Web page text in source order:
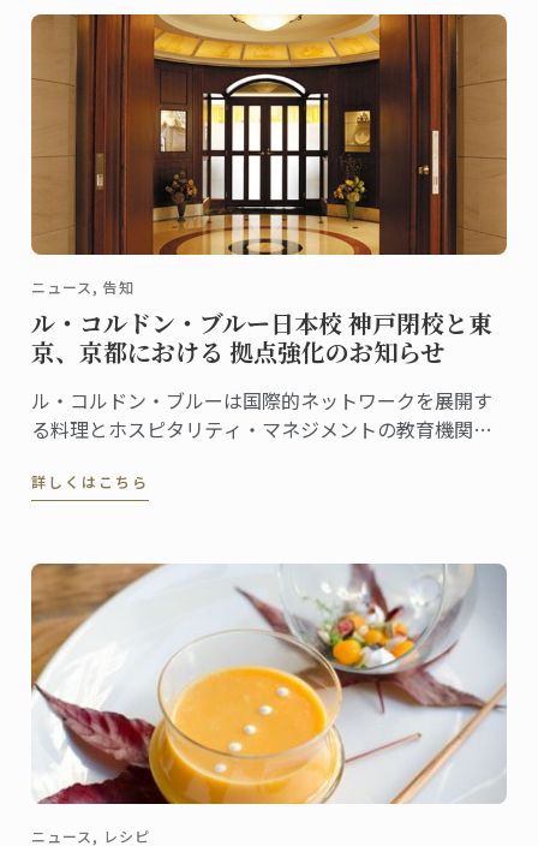
ニュース, 告知
ル・コルドン・ブルー日本校 神戸閉校と東
京、京都における 拠点強化のお知らせ
ル・コルドン・ブルーは国際的ネットワークを展開す
る料理とホスピタリティ・マネジメントの教育機関で
進しております。
詳しくはこちら
ニュース, レシピ